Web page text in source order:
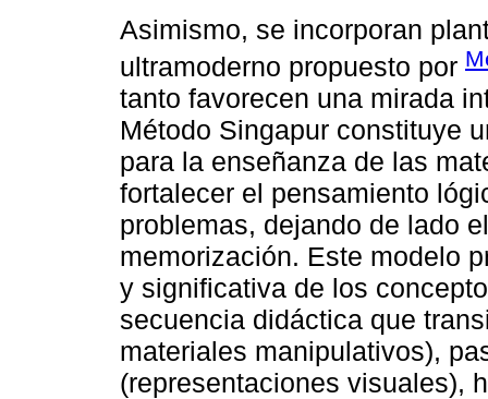
Asimismo, se incorporan
ultramoderno propuesto por
tanto favorecen una mirada
Método Singapur constituye
para la enseñanza de las
fortalecer el pensamiento
problemas, dejando de lado
memorización. Este modelo
y significativa de los
secuencia didáctica que
materiales manipulativos),
(representaciones visuales),